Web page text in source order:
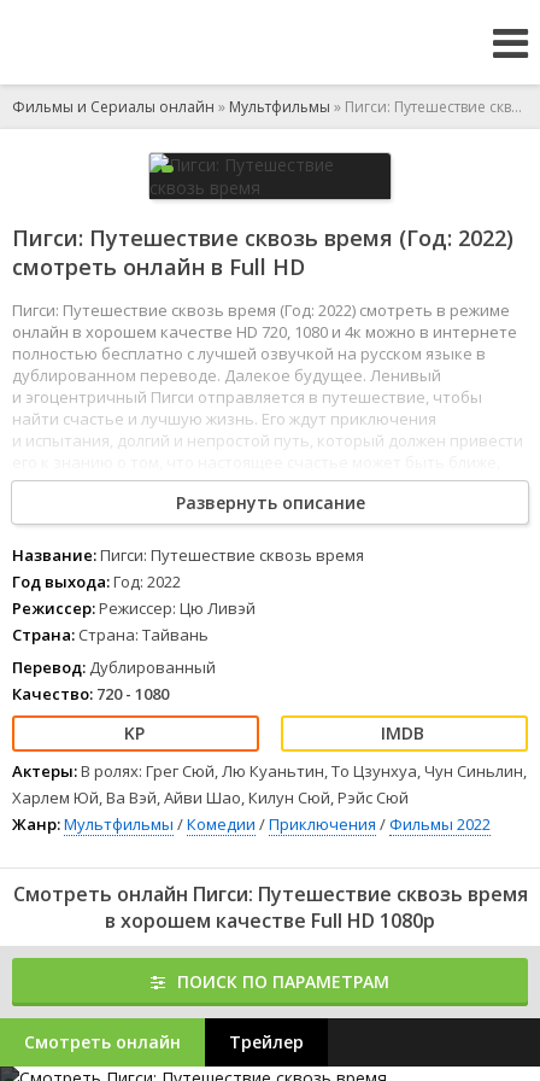
Фильмы и Сериалы онлайн » Мультфильмы » Пигси: Путешествие сквозь время
Пигси: Путешествие сквозь время (Год: 2022)
смотреть онлайн в Full HD
Пигси: Путешествие сквозь время (Год: 2022) смотреть в режиме
онлайн в хорошем качестве HD 720, 1080 и 4к можно в интернете
полностью бесплатно с лучшей озвучкой на русском языке в
дублированном переводе. Далекое будущее. Ленивый
и эгоцентричный Пигси отправляется в путешествие, чтобы
найти счастье и лучшую жизнь. Его ждут приключения
и испытания, долгий и непростой путь, который должен привести
чем ему кажется.
Развернуть описание
Название:Пигси: Путешествие сквозь время
Год выхода:Год: 2022
Режиссер:Режиссер: Цю Ливэй
Страна: Страна: Тайвань
Перевод: Дублированный
Качество: 720 - 1080
Актеры:В ролях: Грег Сюй, Лю Куаньтин, То Цзунхуа, Чун Синьлин,
Харлем Юй, Ва Вэй, Айви Шао, Килун Сюй, Рэйс Сюй
Жанр:Мультфильмы /Комедии /Приключения /Фильмы 2022
Смотреть онлайн Пигси: Путешествие сквозь время
в хорошем качестве Full HD 1080p
ПОИСК ПО ПАРАМЕТРАМ
Смотреть онлайн Трейлер